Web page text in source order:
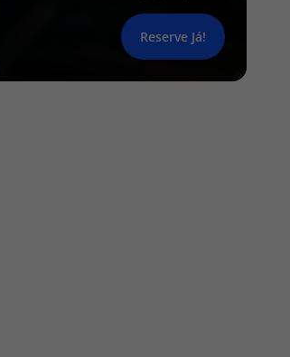
Reserve Já!